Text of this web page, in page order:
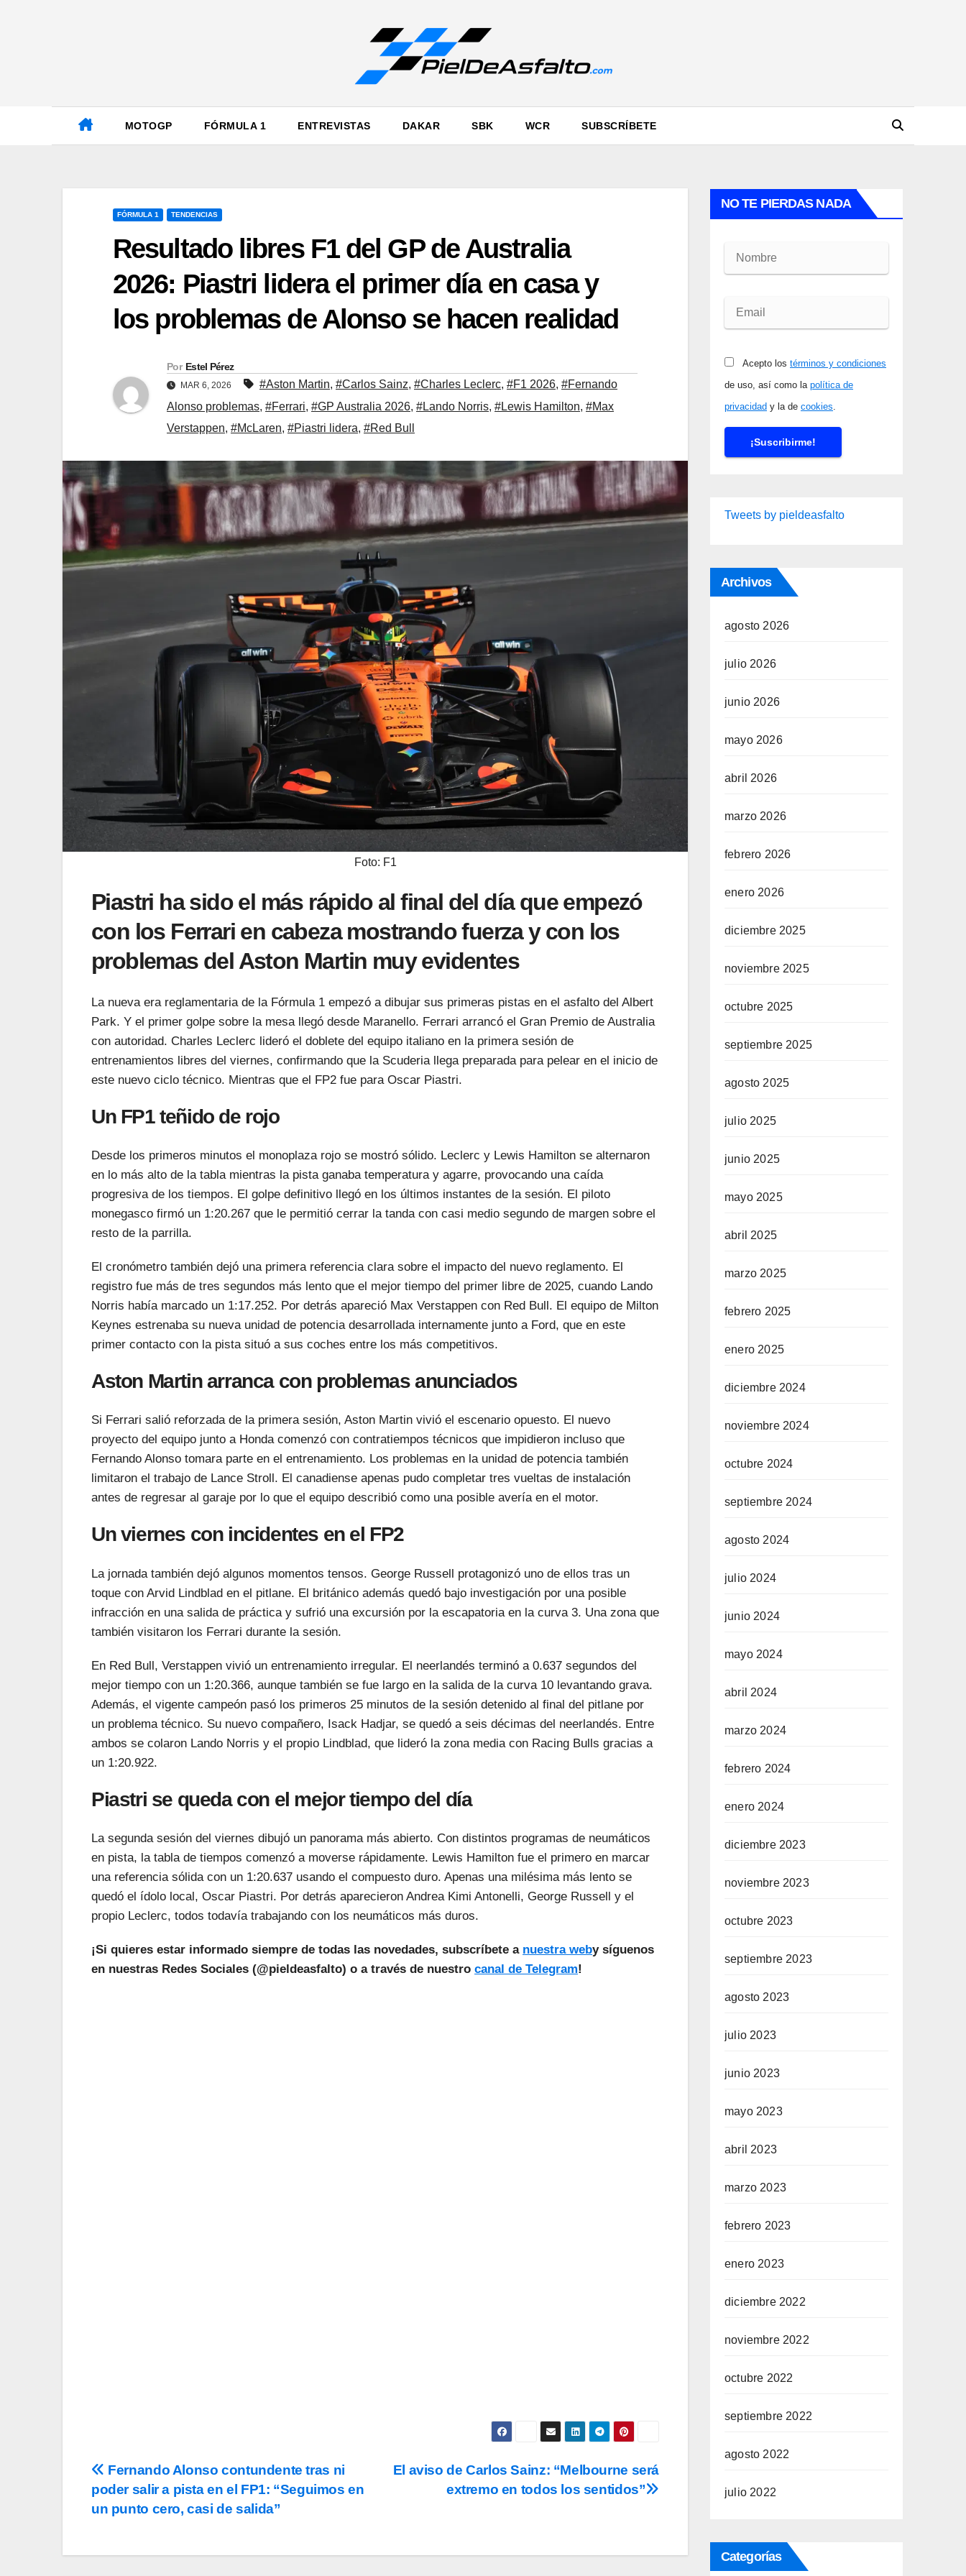
MOTOGP FÓRMULA 1 ENTREVISTAS DAKAR SBK WCR SUBSCRÍBETE
FÓRMULA 1 TENDENCIAS
Resultado libres F1 del GP de Australia
2026: Piastri lidera el primer día en casa y
los problemas de Alonso se hacen realidad
Por Estel Pérez
MAR 6, 2026 #Aston Martin, #Carlos Sainz, #Charles Leclerc, #F1 2026, #Fernando
Alonso problemas, #Ferrari, #GP Australia 2026, #Lando Norris, #Lewis Hamilton, #Max
Verstappen, #McLaren, #Piastri lidera, #Red Bull
Foto: F1
Piastri ha sido el más rápido al final del día que empezó
con los Ferrari en cabeza mostrando fuerza y con los
problemas del Aston Martin muy evidentes
La nueva era reglamentaria de la Fórmula 1 empezó a dibujar sus primeras pistas en el asfalto del Albert
Park. Y el primer golpe sobre la mesa llegó desde Maranello. Ferrari arrancó el Gran Premio de Australia
con autoridad. Charles Leclerc lideró el doblete del equipo italiano en la primera sesión de
entrenamientos libres del viernes, confirmando que la Scuderia llega preparada para pelear en el inicio de
este nuevo ciclo técnico. Mientras que el FP2 fue para Oscar Piastri.
Un FP1 teñido de rojo
Desde los primeros minutos el monoplaza rojo se mostró sólido. Leclerc y Lewis Hamilton se alternaron
en lo más alto de la tabla mientras la pista ganaba temperatura y agarre, provocando una caída
progresiva de los tiempos. El golpe definitivo llegó en los últimos instantes de la sesión. El piloto
monegasco firmó un 1:20.267 que le permitió cerrar la tanda con casi medio segundo de margen sobre el
resto de la parrilla.
El cronómetro también dejó una primera referencia clara sobre el impacto del nuevo reglamento. El
registro fue más de tres segundos más lento que el mejor tiempo del primer libre de 2025, cuando Lando
Norris había marcado un 1:17.252. Por detrás apareció Max Verstappen con Red Bull. El equipo de Milton
Keynes estrenaba su nueva unidad de potencia desarrollada internamente junto a Ford, que en este
primer contacto con la pista situó a sus coches entre los más competitivos.
Aston Martin arranca con problemas anunciados
Si Ferrari salió reforzada de la primera sesión, Aston Martin vivió el escenario opuesto. El nuevo
proyecto del equipo junto a Honda comenzó con contratiempos técnicos que impidieron incluso que
Fernando Alonso tomara parte en el entrenamiento. Los problemas en la unidad de potencia también
limitaron el trabajo de Lance Stroll. El canadiense apenas pudo completar tres vueltas de instalación
antes de regresar al garaje por lo que el equipo describió como una posible avería en el motor.
Un viernes con incidentes en el FP2
La jornada también dejó algunos momentos tensos. George Russell protagonizó uno de ellos tras un
toque con Arvid Lindblad en el pitlane. El británico además quedó bajo investigación por una posible
infracción en una salida de práctica y sufrió una excursión por la escapatoria en la curva 3. Una zona que
también visitaron los Ferrari durante la sesión.
En Red Bull, Verstappen vivió un entrenamiento irregular. El neerlandés terminó a 0.637 segundos del
mejor tiempo con un 1:20.366, aunque también se fue largo en la salida de la curva 10 levantando grava.
Además, el vigente campeón pasó los primeros 25 minutos de la sesión detenido al final del pitlane por
un problema técnico. Su nuevo compañero, Isack Hadjar, se quedó a seis décimas del neerlandés. Entre
ambos se colaron Lando Norris y el propio Lindblad, que lideró la zona media con Racing Bulls gracias a
un 1:20.922.
Piastri se queda con el mejor tiempo del día
La segunda sesión del viernes dibujó un panorama más abierto. Con distintos programas de neumáticos
en pista, la tabla de tiempos comenzó a moverse rápidamente. Lewis Hamilton fue el primero en marcar
una referencia sólida con un 1:20.637 usando el compuesto duro. Apenas una milésima más lento se
quedó el ídolo local, Oscar Piastri. Por detrás aparecieron Andrea Kimi Antonelli, George Russell y el
propio Leclerc, todos todavía trabajando con los neumáticos más duros.
¡Si quieres estar informado siempre de todas las novedades, subscríbete a nuestra weby síguenos
en nuestras Redes Sociales (@pieldeasfalto) o a través de nuestro canal de Telegram!
Navegación
de
El aviso de Carlos Sainz: “Melbourne será
extremo en todos los sentidos”
Fernando Alonso contundente tras ni
poder salir a pista en el FP1: “Seguimos en
un punto cero, casi de salida”
NO TE PIERDAS NADA
Acepto los términos y condiciones
de uso, así como la política de
privacidad y la de cookies
Tweets by pieldeasfalto
Archivos
agosto 2026
julio 2026
junio 2026
mayo 2026
abril 2026
marzo 2026
febrero 2026
enero 2026
diciembre 2025
noviembre 2025
octubre 2025
septiembre 2025
agosto 2025
julio 2025
junio 2025
mayo 2025
abril 2025
marzo 2025
febrero 2025
enero 2025
diciembre 2024
noviembre 2024
octubre 2024
septiembre 2024
agosto 2024
julio 2024
junio 2024
mayo 2024
abril 2024
marzo 2024
febrero 2024
enero 2024
diciembre 2023
noviembre 2023
octubre 2023
septiembre 2023
agosto 2023
julio 2023
junio 2023
mayo 2023
abril 2023
marzo 2023
febrero 2023
enero 2023
diciembre 2022
noviembre 2022
octubre 2022
septiembre 2022
agosto 2022
julio 2022
Categorías